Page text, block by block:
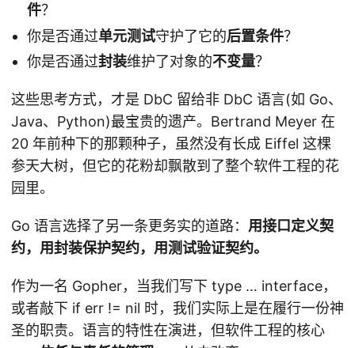
件？
你是否通过单元测试守护了它的后置条件？
你是否通过封装维护了对象的不变量？
这些思考方式，才是 DbC 留给非 DbC 语言(如 Go、
Java、Python)最宝贵的遗产。Bertrand Meyer 在
20 年前种下的那颗种子，虽然没有长成 Eiffel 这棵
参天大树，但它的花粉却飘散到了整个软件工程的花
园里。
Go 语言选择了另一条更务实的道路： 用接口定义契
约，用封装保护契约，用测试验证契约。
作为一名 Gopher，当我们写下 type … interface，
或者敲下 if err != nil 时，我们实际上是在履行一份神
圣的职责。语言的特性在演进，但软件工程的核心